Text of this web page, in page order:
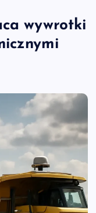
wywrotki